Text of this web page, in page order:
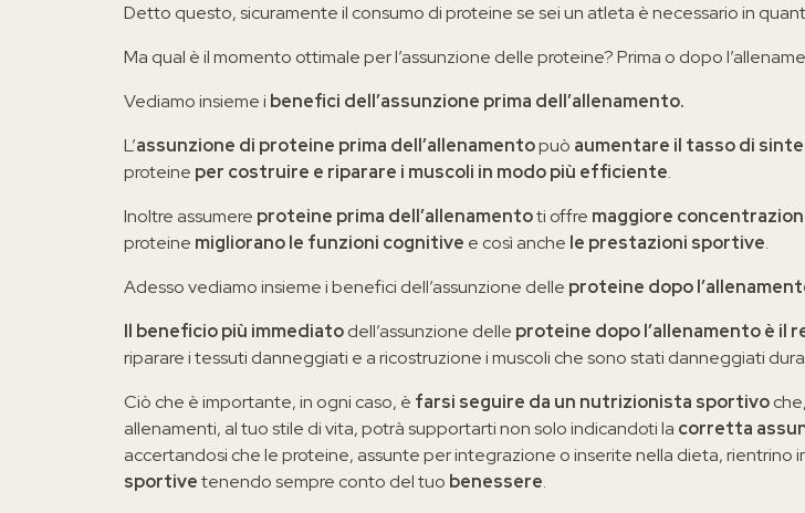
Detto questo, sicuramente il consumo di proteine se sei un atleta è necessario in
Ma qual è il momento ottimale per l’assunzione delle proteine? Prima o dopo
Vediamo insieme i benefici dell’assunzione prima dell’allenamento.
L’assunzione di proteine prima dell’allenamentopuò aumentare il tasso di
proteine per costruire e riparare i muscoli in modo più efficiente.
Inoltre assumere proteine prima dell’allenamentoti offre maggiore
proteine migliorano le funzioni cognitive e così anche le prestazioni sportive.
Adesso vediamo insieme i benefici dell’assunzione delle proteine dopo
Il beneficio più immediatodell’assunzione delle proteine dopo l’allenamento è il
riparare i tessuti danneggiati e a ricostruzione i muscoli che sono stati danneggiati
Ciò che è importante, in ogni caso, è farsi seguire da un nutrizionista sportivo
allenamenti, al tuo stile di vita, potrà supportarti non solo indicandoti la corretta
accertandosi che le proteine, assunte per integrazione o inserite nella dieta, rientrino
sportivetenendo sempre conto del tuo benessere.